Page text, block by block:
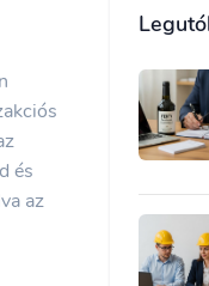
és
az